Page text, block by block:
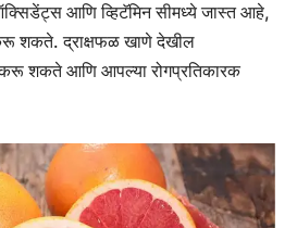
आणि व्हिटॅमिन सीमध्ये जास्त आहे,
शकते. द्राक्षफळ खाणे देखील
शकते आणि आपल्या रोगप्रतिकारक